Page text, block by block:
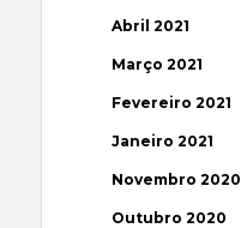
Abril 2021
Março 2021
Fevereiro 2021
Janeiro 2021
Novembro 2020
Outubro 2020